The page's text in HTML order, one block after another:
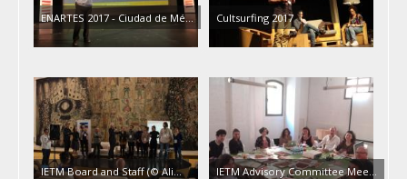
ENARTES 2017 - Ciudad de Mé… Cultsurfing 2017
IETM Board and Staff (© Ali… IETM Advisory Committee Mee…